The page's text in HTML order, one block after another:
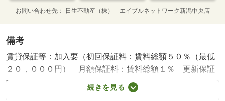
お問い合わせ先 日生不動産（株） エイブルネットワーク新潟中央店
備考
賃貸保証等：加入要（初回保証料：賃料総額５０％（最低
２０，０００円） 月額保証料：賃料総額１％ 更新保証
料：２０，０００円（２年毎） ※法人契約時は更新事務
手数料２２，０００円（税込））・維持費等：Ｌｉｆｅ２
続きを見る